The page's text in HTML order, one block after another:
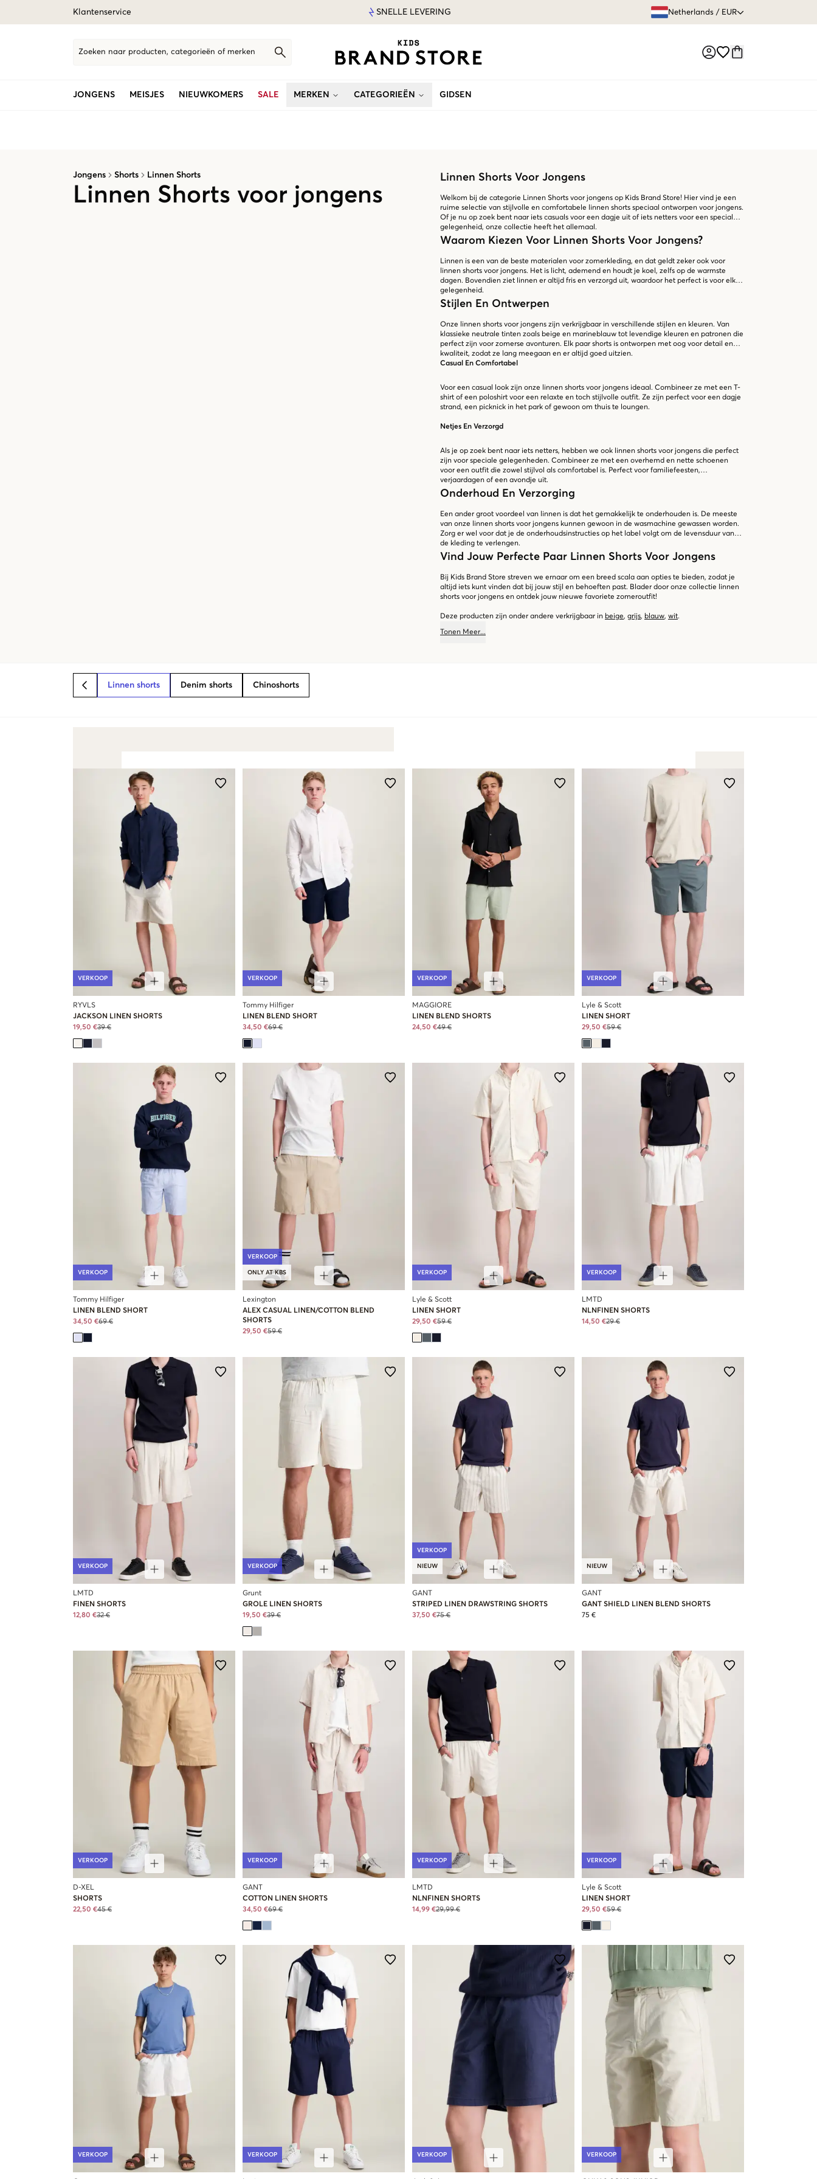
Klantenservice SNELLE LEVERING Netherlands / EUR
Zoeken naar producten, categorieën of merken
JONGENS MEISJES NIEUWKOMERS SALE MERKEN CATEGORIEËN GIDSEN
Jongens Shorts Linnen Shorts
Linnen Shorts voor jongens
Linnen Shorts Voor Jongens
Welkom bij de categorie Linnen Shorts voor jongens op Kids Brand Store! Hier vind je een
ruime selectie van stijlvolle en comfortabele linnen shorts speciaal ontworpen voor jongens.
Of je nu op zoek bent naar iets casuals voor een dagje uit of iets netters voor een speciale
gelegenheid, onze collectie heeft het allemaal.
Waarom Kiezen Voor Linnen Shorts Voor Jongens?
Linnen is een van de beste materialen voor zomerkleding, en dat geldt zeker ook voor
linnen shorts voor jongens. Het is licht, ademend en houdt je koel, zelfs op de warmste
dagen. Bovendien ziet linnen er altijd fris en verzorgd uit, waardoor het perfect is voor elke
gelegenheid.
Stijlen En Ontwerpen
Onze linnen shorts voor jongens zijn verkrijgbaar in verschillende stijlen en kleuren. Van
klassieke neutrale tinten zoals beige en marineblauw tot levendige kleuren en patronen die
perfect zijn voor zomerse avonturen. Elk paar shorts is ontworpen met oog voor detail en
kwaliteit, zodat ze lang meegaan en er altijd goed uitzien.
Casual En Comfortabel
Voor een casual look zijn onze linnen shorts voor jongens ideaal. Combineer ze met een T-
shirt of een poloshirt voor een relaxte en toch stijlvolle outfit. Ze zijn perfect voor een dagje
strand, een picknick in het park of gewoon om thuis te loungen.
Netjes En Verzorgd
Als je op zoek bent naar iets netters, hebben we ook linnen shorts voor jongens die perfect
zijn voor speciale gelegenheden. Combineer ze met een overhemd en nette schoenen
voor een outfit die zowel stijlvol als comfortabel is. Perfect voor familiefeesten,
verjaardagen of een avondje uit.
Onderhoud En Verzorging
Een ander groot voordeel van linnen is dat het gemakkelijk te onderhouden is. De meeste
van onze linnen shorts voor jongens kunnen gewoon in de wasmachine gewassen worden.
Zorg er wel voor dat je de onderhoudsinstructies op het label volgt om de levensduur van
de kleding te verlengen.
Vind Jouw Perfecte Paar Linnen Shorts Voor Jongens
Bij Kids Brand Store streven we ernaar om een breed scala aan opties te bieden, zodat je
altijd iets kunt vinden dat bij jouw stijl en behoeften past. Blader door onze collectie linnen
shorts voor jongens en ontdek jouw nieuwe favoriete zomeroutfit!
Deze producten zijn onder andere verkrijgbaar in beige, grijs, blauw, wit.
Tonen Meer...
BACK Linnen shorts Denim shorts Chinoshorts
VERKOOP
RYVLS
JACKSON LINEN SHORTS
19,50 €39 €
VERKOOP
Tommy Hilfiger
LINEN BLEND SHORT
34,50 €69 €
VERKOOP
MAGGIORE
LINEN BLEND SHORTS
24,50 €49 €
VERKOOP
Lyle & Scott
LINEN SHORT
29,50 €59 €
VERKOOP
Tommy Hilfiger
LINEN BLEND SHORT
34,50 €69 €
VERKOOP
ONLY AT KBS
Lexington
ALEX CASUAL LINEN/COTTON BLEND
SHORTS
29,50 €59 €
VERKOOP
Lyle & Scott
LINEN SHORT
29,50 €59 €
VERKOOP
LMTD
NLNFINEN SHORTS
14,50 €29 €
VERKOOP
LMTD
FINEN SHORTS
12,80 €32 €
VERKOOP
Grunt
GROLE LINEN SHORTS
19,50 €39 €
VERKOOP
NIEUW
GANT
STRIPED LINEN DRAWSTRING SHORTS
37,50 €75 €
NIEUW
GANT
GANT SHIELD LINEN BLEND SHORTS
75 €
VERKOOP
D-XEL
SHORTS
22,50 €45 €
VERKOOP
GANT
COTTON LINEN SHORTS
34,50 €69 €
VERKOOP
LMTD
NLNFINEN SHORTS
14,99 €29,99 €
VERKOOP
Lyle & Scott
LINEN SHORT
29,50 €59 €
VERKOOP VERKOOP VERKOOP VERKOOP